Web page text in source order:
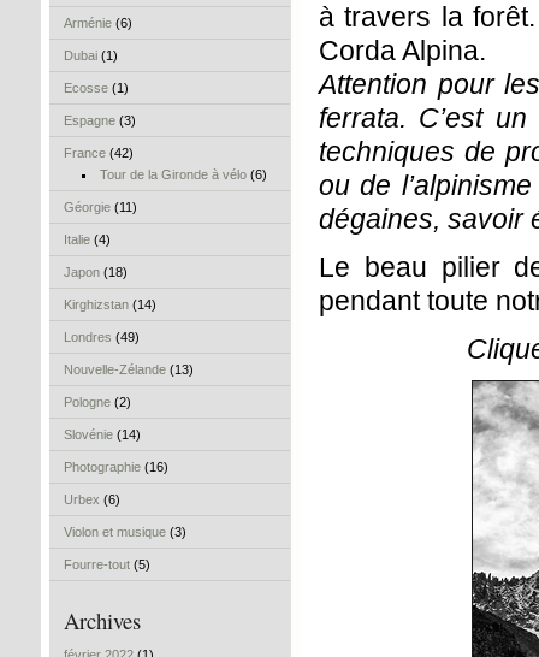
Arménie (6)
Dubai (1)
Ecosse (1)
Espagne (3)
France (42)
Tour de la Gironde à vélo(6)
Géorgie (11)
Italie (4)
Japon (18)
Kirghizstan (14)
Londres (49)
Nouvelle-Zélande (13)
Pologne (2)
Slovénie (14)
Photographie (16)
Urbex (6)
Violon et musique (3)
Fourre-tout (5)
Archives
à travers la
Corda Alpina.
Attention pour
ferrata. C’est
techniques de
ou de
dégaines, savoir
Le beau pilier
pendant toute